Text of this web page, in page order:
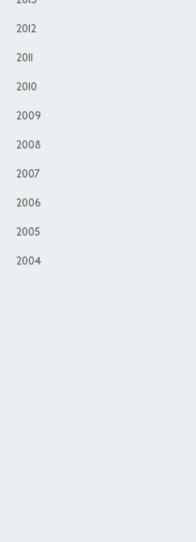
2012
2011
2010
2009
2008
2007
2006
2005
2004